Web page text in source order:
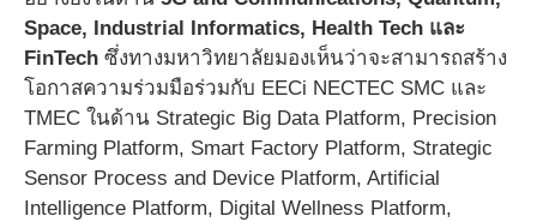
Space, Industrial Informatics, Health Tech และ
FinTech ซึ่งทางมหาวิทยาลัยมองเห็นว่าจะสามารถสร้าง
โอกาสความร่วมมือร่วมกับ EECi NECTEC SMC และ
TMEC ในด้าน Strategic Big Data Platform, Precision
Farming Platform, Smart Factory Platform, Strategic
Sensor Process and Device Platform, Artificial
Intelligence Platform, Digital Wellness Platform,